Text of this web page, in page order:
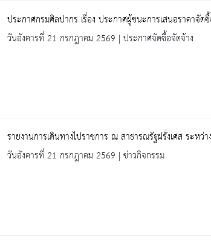
ประกาศกรมศิลปากร เรื่อง ประกาศผู้ชนะการเสนอราคาจัด
วันอังคารที่ 21 กรกฎาคม 2569 | ประกาศจัดซื้อจัดจ้าง
รายงานการเดินทางไปราชการ ณ สาธารณรัฐฝรั่งเศส ร
วันอังคารที่ 21 กรกฎาคม 2569 | ข่าวกิจกรรม